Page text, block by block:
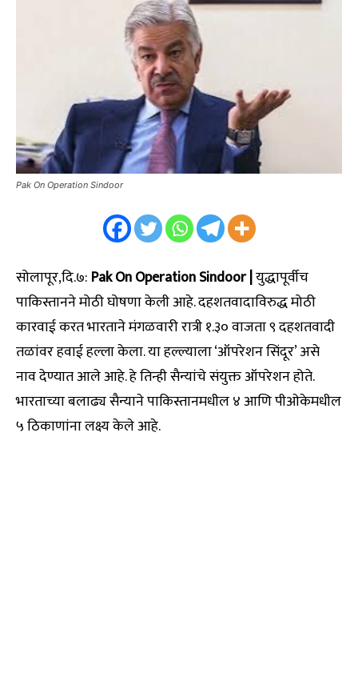
Pak On Operation Sindoor
सोलापूर,दि.७: Pak On Operation Sindoor |युद्धापूर्वीच
पाकिस्तानने मोठी घोषणा केली आहे. दहशतवादाविरुद्ध मोठी
कारवाई करत भारताने मंगळवारी रात्री १.३० वाजता ९ दहशतवादी
तळांवर हवाई हल्ला केला. या हल्ल्याला ‘ऑपरेशन सिंदूर’ असे
नाव देण्यात आले आहे. हे तिन्ही सैन्यांचे संयुक्त ऑपरेशन होते.
भारताच्या बलाढ्य सैन्याने पाकिस्तानमधील ४ आणि पीओकेमधील
५ ठिकाणांना लक्ष्य केले आहे.